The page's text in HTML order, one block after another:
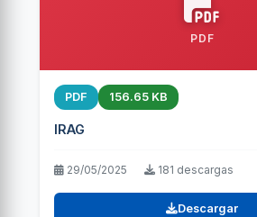
PDF
PDF 156.65 KB
IRAG
29/05/2025 181 descargas
Descargar